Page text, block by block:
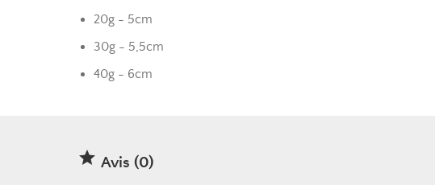
20g - 5cm
30g - 5,5cm
40g - 6cm
 Avis (0)